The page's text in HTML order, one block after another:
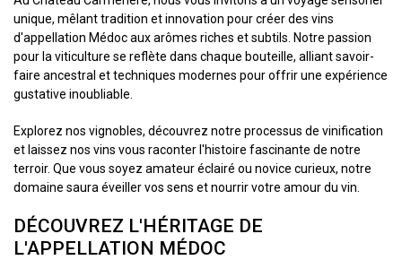
unique, mêlant tradition et innovation pour créer des vins
d'appellation Médoc aux arômes riches et subtils. Notre passion
pour la viticulture se reflète dans chaque bouteille, alliant savoir-
faire ancestral et techniques modernes pour offrir une expérience
gustative inoubliable.
Explorez nos vignobles, découvrez notre processus de vinification
et laissez nos vins vous raconter l'histoire fascinante de notre
terroir. Que vous soyez amateur éclairé ou novice curieux, notre
domaine saura éveiller vos sens et nourrir votre amour du vin.
DÉCOUVREZ L'HÉRITAGE DE
L'APPELLATION MÉDOC